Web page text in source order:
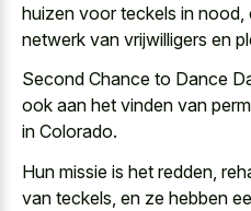
huizen voor teckels in nood,
netwerk van vrijwilligers en
Second Chance to Dance
ook aan het vinden van
in Colorado.
Hun missie is het redden,
van teckels, en ze hebben